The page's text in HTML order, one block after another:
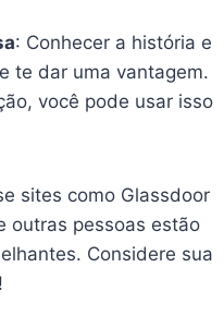
: Conhecer a história e
te dar uma vantagem.
você pode usar isso
sites como Glassdoor
outras pessoas estão
Considere sua